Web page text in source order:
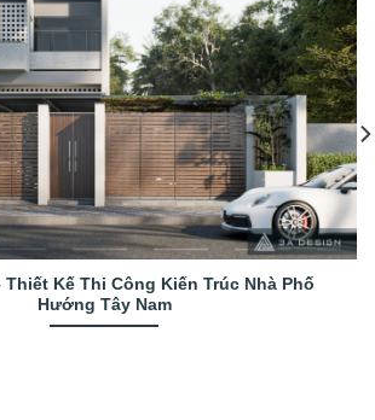
Thiết Kế Thi Công Kiến Trúc Nhà Phố
Hướng Tây Nam